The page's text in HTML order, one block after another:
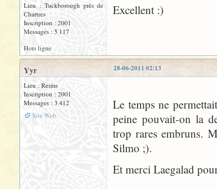
Lieu : Tuckborough près de
Chartres
Inscription : 2001
Messages : 5 117
Excellent :)
Hors ligne
28-06-2011 02:13
Yyr
Lieu : Reims
Inscription : 2001
Messages : 3 412
Site Web
Le temps ne
peine pouvait-on la
trop rares embruns.
Silmo ;).
Et merci Laegalad